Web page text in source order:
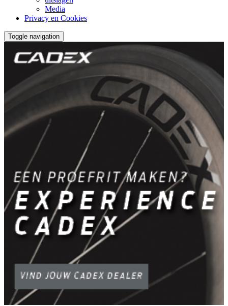
Media
Privacy en Cookies
Toggle navigation